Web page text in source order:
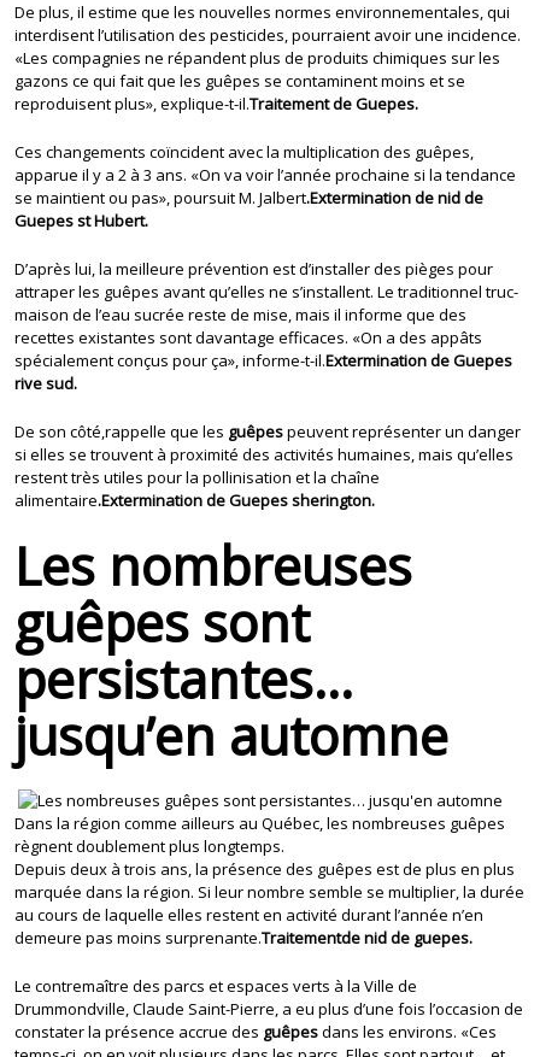
De plus, il estime que les nouvelles normes environnementales, qui
interdisent l’utilisation des pesticides, pourraient avoir une incidence.
«Les compagnies ne répandent plus de produits chimiques sur les
gazons ce qui fait que les guêpes se contaminent moins et se
reproduisent plus», explique-t-il.Traitement de Guepes.
Ces changements coïncident avec la multiplication des guêpes,
apparue il y a 2 à 3 ans. «On va voir l’année prochaine si la tendance
se maintient ou pas», poursuit M. Jalbert.Extermination de nid de
Guepes st Hubert.
D’après lui, la meilleure prévention est d’installer des pièges pour
attraper les guêpes avant qu’elles ne s’installent. Le traditionnel truc-
maison de l’eau sucrée reste de mise, mais il informe que des
recettes existantes sont davantage efficaces. «On a des appâts
spécialement conçus pour ça», informe-t-il.Extermination de Guepes
rive sud.
De son côté,rappelle que les guêpespeuvent représenter un danger
si elles se trouvent à proximité des activités humaines, mais qu’elles
restent très utiles pour la pollinisation et la chaîne
alimentaire.Extermination de Guepes sherington.
Les nombreuses
guêpes sont
persistantes…
jusqu’en automne
Dans la région comme ailleurs au Québec, les nombreuses guêpes
règnent doublement plus longtemps.
Depuis deux à trois ans, la présence des guêpes est de plus en plus
marquée dans la région. Si leur nombre semble se multiplier, la durée
au cours de laquelle elles restent en activité durant l’année n’en
demeure pas moins surprenante.Traitementde nid de guepes.
Le contremaître des parcs et espaces verts à la Ville de
Drummondville, Claude Saint-Pierre, a eu plus d’une fois l’occasion de
constater la présence accrue des guêpesdans les environs. «Ces